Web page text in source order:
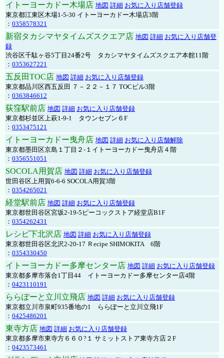
イトーヨーカドー木場店 地図 詳細 お気に入り店舗登録
東京都江東区木場1-5-30 イトーヨーカドー木場店3階
： 0358578321
新宿タカシマヤタイムズスクエア店 地図 詳細 お気に入り店舗登
録
渋谷区千駄ヶ谷5丁目24番2号 タカシマヤタイムズスクエア本館11階
： 0353627221
五反田TOC店 地図 詳細 お気に入り店舗登録
東京都品川区西五反田 ７－２２－１７ TOCビル3階
： 0363846612
荻窪駅前店 地図 詳細 お気に入り店舗登録
東京都杉並区上萩1-9-1 タウンセブン６F
： 0353475121
イトーヨーカドー曳舟店 地図 詳細 お気に入り店舗解除
東京都墨田区京島１丁目２-１イトーヨーカドー曳舟店４階
： 0356551051
SOCOLA用賀店 地図 詳細 お気に入り店舗登録
世田谷区上用賀6-6-6 SOCOLA用賀3階
： 0354265021
経堂駅前店 地図 詳細 お気に入り店舗登録
東京都世田谷区宮坂2-19-5ピーコックストア経堂店B1F
： 0354262431
レシピ下北沢店 地図 詳細 お気に入り店舗登録
東京都世田谷区北沢2-20-17 Ｒecipe SHIMOKITA 6階
： 0354330450
イトーヨーカドー多摩センター店 地図 詳細 お気に入り店舗登録
東京都多摩市落合1丁目44 イトーヨーカドー多摩センター店4階
： 0423110191
ららぽーと立川立飛店 地図 詳細 お気に入り店舗登録
東京都立川市泉町935番地の1 ららぽーと立川立飛1F
： 0425486201
東寺方店 地図 詳細 お気に入り店舗登録
東京都多摩市東寺方６６０?１ サミットストア東寺方店２F
： 0423573461